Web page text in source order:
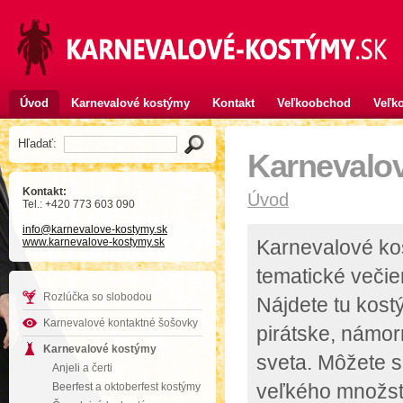
Úvod Karnevalové kostýmy Kontakt Veľkoobchod
Hľadať:
Kontakt:
Tel.: +420 773 603 090
info@karnevalove-kostymy.sk
www.karnevalove-kostymy.sk
Rozlúčka so slobodou
Karnevalové kontaktné šošovky
Karnevalové kostýmy
Anjeli a čerti
Beerfest a oktoberfest kostýmy
Úvod
Karnevalové
tematické
Nájdete tu
pirátske,
sveta. Môžete
veľkého